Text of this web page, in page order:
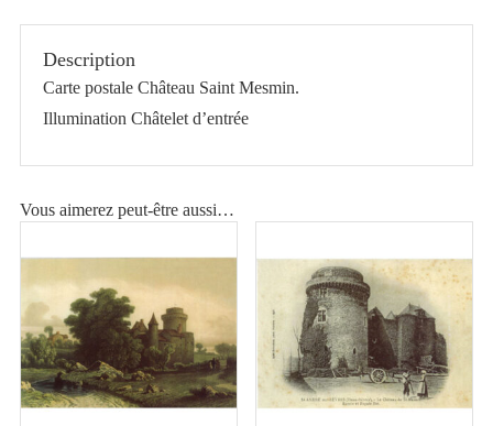
Château
Description
Carte postale Château Saint Mesmin.
Illumination Châtelet d’entrée
Vous aimerez peut-être aussi…